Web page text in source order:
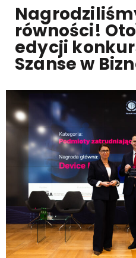
równości!
edycji
Szanse w